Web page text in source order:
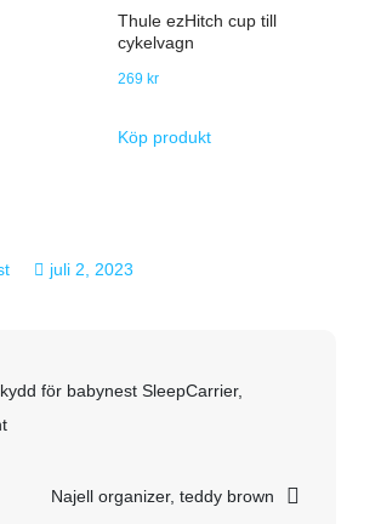
Thule ezHitch cup till
cykelvagn
269kr
Köp produkt
juli 2, 2023
för babynest SleepCarrier,
Najell organizer, teddy brown